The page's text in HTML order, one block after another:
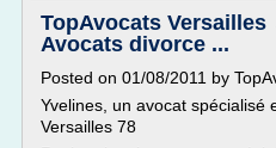
TopAvocats
Avocats divorce ...
Posted on 01/08/2011 by
Yvelines, un avocat spécialisé
Versailles 78